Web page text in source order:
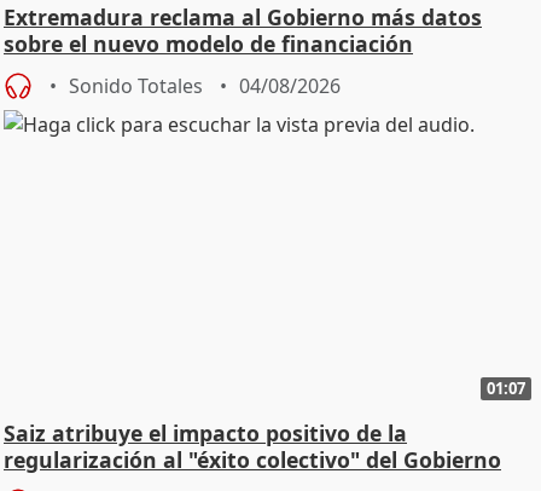
Extremadura reclama al Gobierno más datos
sobre el nuevo modelo de financiación
Sonido Totales 04/08/2026
01:07
Saiz atribuye el impacto positivo de la
regularización al "éxito colectivo" del Gobierno